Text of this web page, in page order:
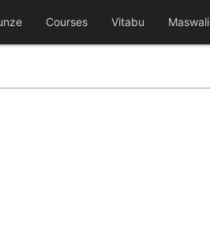
Courses Vitabu Maswali